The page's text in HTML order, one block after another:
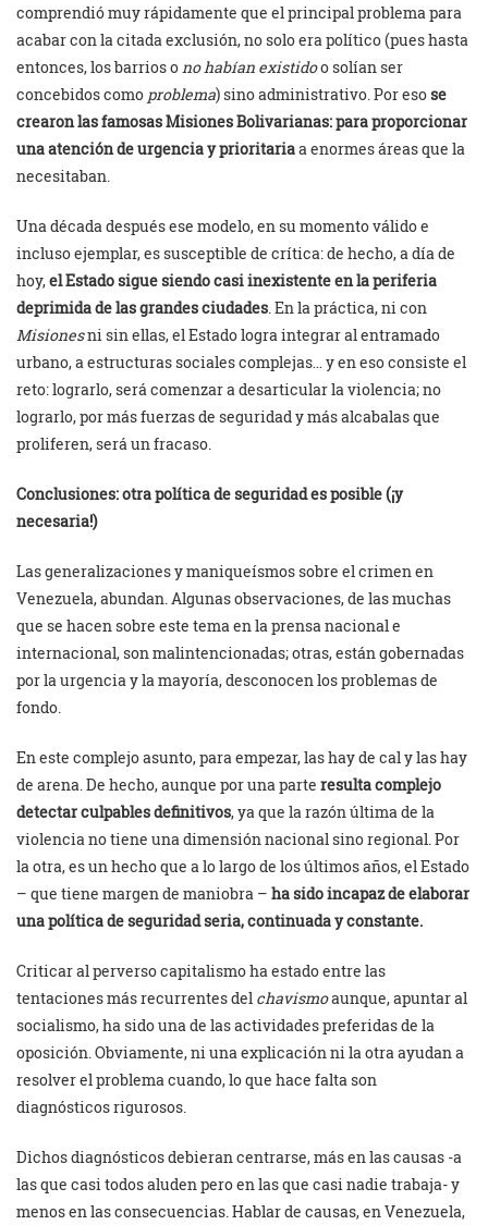
comprendió muy rápidamente que el principal problema para
acabar con la citada exclusión, no solo era político (pues hasta
entonces, los barrios o no habían existidoo solían ser
concebidos como problema) sino administrativo. Por eso se
crearon las famosas Misiones Bolivarianas: para proporcionar
una atención de urgencia y prioritariaa enormes áreas que la
necesitaban.
Una década después ese modelo, en su momento válido e
incluso ejemplar, es susceptible de crítica: de hecho, a día de
hoy,el Estado sigue siendo casi inexistente en la periferia
deprimida de las grandes ciudades . En la práctica, ni con
Misionesni sin ellas, el Estado logra integrar al entramado
urbano, a estructuras sociales complejas… y en eso consiste el
reto: lograrlo, será comenzar a desarticular la violencia; no
lograrlo, por más fuerzas de seguridad y más alcabalas que
proliferen, será un fracaso.
Conclusiones: otra política de seguridad es posible (¡y
necesaria!)
Las generalizaciones y maniqueísmos sobre el crimen en
Venezuela, abundan. Algunas observaciones, de las muchas
que se hacen sobre este tema en la prensa nacional e
internacional, son malintencionadas; otras, están gobernadas
por la urgencia y la mayoría, desconocen los problemas de
fondo.
En este complejo asunto, para empezar, las hay de cal y las hay
de arena. De hecho, aunque por una parte resulta complejo
detectar culpablesdefinitivos, ya que la razón última de la
violencia no tiene una dimensión nacional sino regional. Por
la otra, es un hecho que a lo largo de los últimos años, el Estado
– que tiene margen de maniobra – ha sido incapaz de elaborar
una política de seguridad seria, continuada y constante.
Criticar al perverso capitalismo ha estado entre las
tentaciones más recurrentes del chavismoaunque, apuntar al
socialismo, ha sido una de las actividades preferidas de la
oposición. Obviamente, ni una explicación ni la otra ayudan a
resolver el problema cuando, lo que hace falta son
diagnósticos rigurosos.
Dichos diagnósticos debieran centrarse, más en las causas -a
las que casi todos aluden pero en las que casi nadie trabaja- y
menos en las consecuencias. Hablar de causas, en Venezuela,